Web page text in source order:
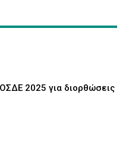
2025 για διορθώσεις